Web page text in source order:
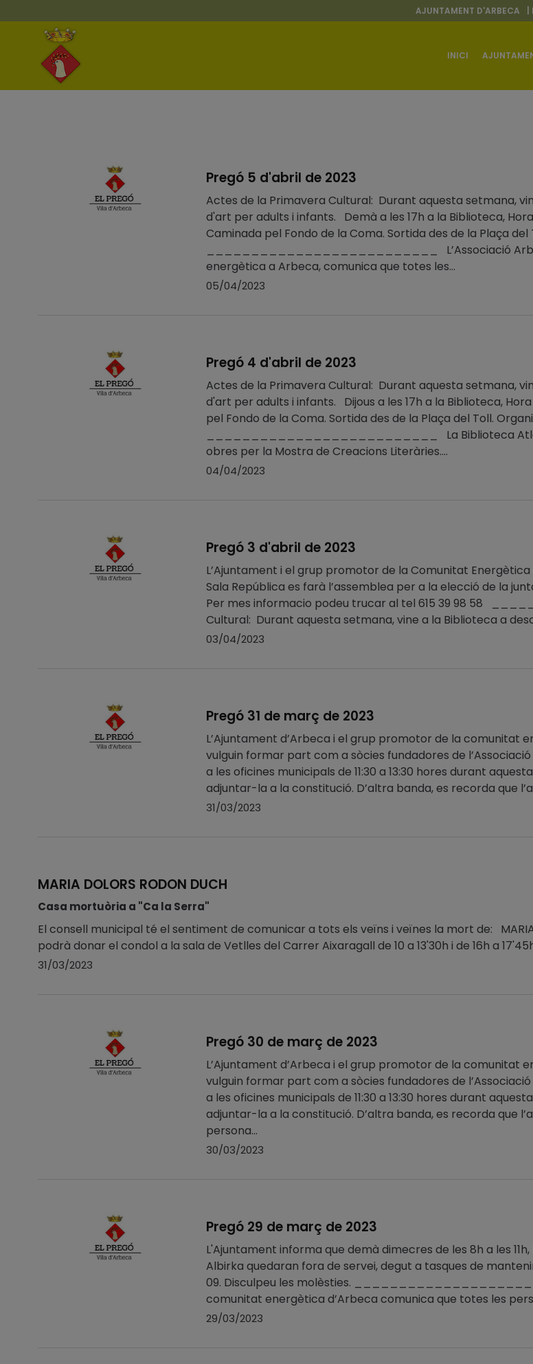
AJUNTAMENT D'ARBECA
INICI
Pregó 5 d'abril de 2023
Actes de la Primavera Cultural: Durant aquesta setmana,
d'art per adults i infants. Demà a les 17h a la Biblioteca,
Caminada pel Fondo de la Coma. Sortida des de la Plaça
__________________________ L’Associació
energètica a Arbeca, comunica que totes les...
05/04/2023
Pregó 4 d'abril de 2023
Actes de la Primavera Cultural: Durant aquesta setmana,
d'art per adults i infants. Dijous a les 17h a la Biblioteca,
pel Fondo de la Coma. Sortida des de la Plaça del Toll.
__________________________ La Biblioteca
obres per la Mostra de Creacions Literàries....
04/04/2023
Pregó 3 d'abril de 2023
L’Ajuntament i el grup promotor de la Comunitat
Sala República es farà l’assemblea per a la elecció de la
Per mes informacio podeu trucar al tel 615 39 98 58
Cultural: Durant aquesta setmana, vine a la Biblioteca a
03/04/2023
Pregó 31 de març de 2023
L’Ajuntament d’Arbeca i el grup promotor de la comunitat
vulguin formar part com a sòcies fundadores de
a les oficines municipals de 11:30 a 13:30 hores durant
adjuntar-la a la constitució. D’altra banda, es recorda que
31/03/2023
MARIA DOLORS RODON DUCH
Casa mortuòria a "Ca la Serra"
El consell municipal té el sentiment de comunicar a tots els veïns i veïnes la mort de:
podrà donar el condol a la sala de Vetlles del Carrer Aixaragall de 10 a 13'30h i de 16h a
31/03/2023
Pregó 30 de març de 2023
L’Ajuntament d’Arbeca i el grup promotor de la comunitat
vulguin formar part com a sòcies fundadores de
a les oficines municipals de 11:30 a 13:30 hores durant
adjuntar-la a la constitució. D’altra banda, es recorda que
persona...
30/03/2023
Pregó 29 de març de 2023
L'Ajuntament informa que demà dimecres de les 8h a les
Albirka quedaran fora de servei, degut a tasques de
09. Disculpeu les molèsties.
comunitat energètica d’Arbeca comunica que totes les
29/03/2023